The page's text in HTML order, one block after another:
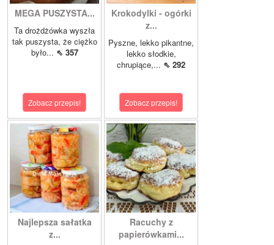
MEGA PUSZYSTA...
Ta drożdżówka wyszła
tak puszysta, że ciężko
było... ⇖ 357
Zobacz przepis!
Krokodylki - ogórki
z...
Pyszne, lekko pikantne,
lekko słodkie,
chrupiące,... ⇖ 292
Zobacz przepis!
Najlepsza sałatka
z...
Racuchy z
papierówkami...